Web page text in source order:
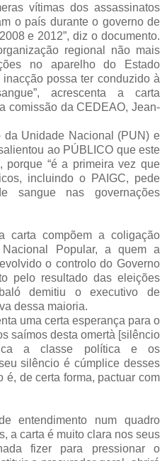
vítimas dos assassinatos
o país durante o governo de
e 2012”, diz o documento.
regional não mais
no aparelho do Estado
possa ter conduzido à
acrescenta a carta
comissão da CEDEAO, Jean-
da Unidade Nacional (PUN) e
ao PÚBLICO que este
porque “é a primeira vez que
incluindo o PAIGC, pede
sangue nas governações
carta compõem a coligação
Popular, a quem a
o controlo do Governo
pelo resultado das eleições
demitiu o executivo de
dessa maioria.
uma certa esperança para o
saímos desta omertà [silêncio
a classe política e os
silêncio é cúmplice desses
é, de certa forma, pactuar com
entendimento num quadro
a carta é muito clara nos seus
fizer para pressionar o